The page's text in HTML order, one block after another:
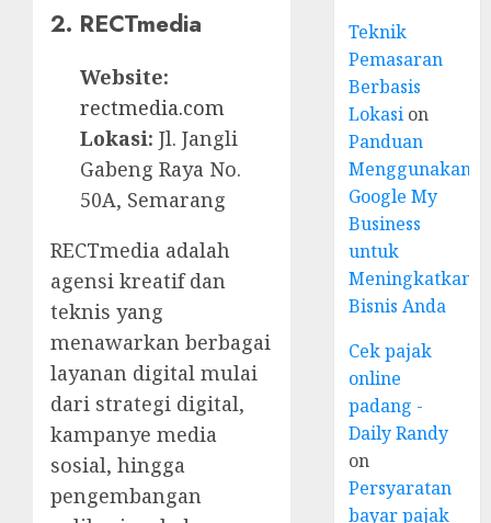
2. RECTmedia
Website:
rectmedia.com
Lokasi: Jl. Jangli
Gabeng Raya No.
50A, Semarang
RECTmedia adalah
agensi kreatif dan
teknis yang
menawarkan berbagai
layanan digital mulai
dari strategi digital,
kampanye media
sosial, hingga
pengembangan
Teknik
Pemasaran
Berbasis
Lokasi on
Panduan
Menggunakan
Google My
Business
untuk
Meningkatkan
Bisnis Anda
Cek pajak
online
padang -
Daily Randy
on
Persyaratan
bayar pajak